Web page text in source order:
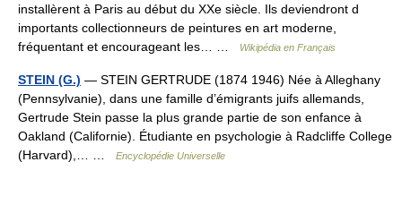
installèrent à Paris au début du XXe siècle. Ils deviendront d
importants collectionneurs de peintures en art moderne,
fréquentant et encourageant les… …
Wikipédia en Français
STEIN (G.) — STEIN GERTRUDE (1874 1946) Née à Alleghany
(Pennsylvanie), dans une famille d’émigrants juifs allemands,
Gertrude Stein passe la plus grande partie de son enfance à
Oakland (Californie). Étudiante en psychologie à Radcliffe College
(Harvard),… …
Encyclopédie Universelle